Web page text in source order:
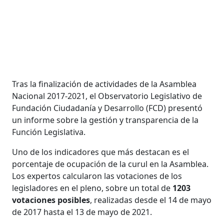
Tras la finalización de actividades de la Asamblea
Nacional 2017-2021, el Observatorio Legislativo de
Fundación Ciudadanía y Desarrollo (FCD) presentó
un informe sobre la gestión y transparencia de la
Función Legislativa.
Uno de los indicadores que más destacan es el
porcentaje de ocupación de la curul en la Asamblea.
Los expertos calcularon las votaciones de los
legisladores en el pleno, sobre un total de 1203
votaciones posibles, realizadas desde el 14 de mayo
de 2017 hasta el 13 de mayo de 2021.